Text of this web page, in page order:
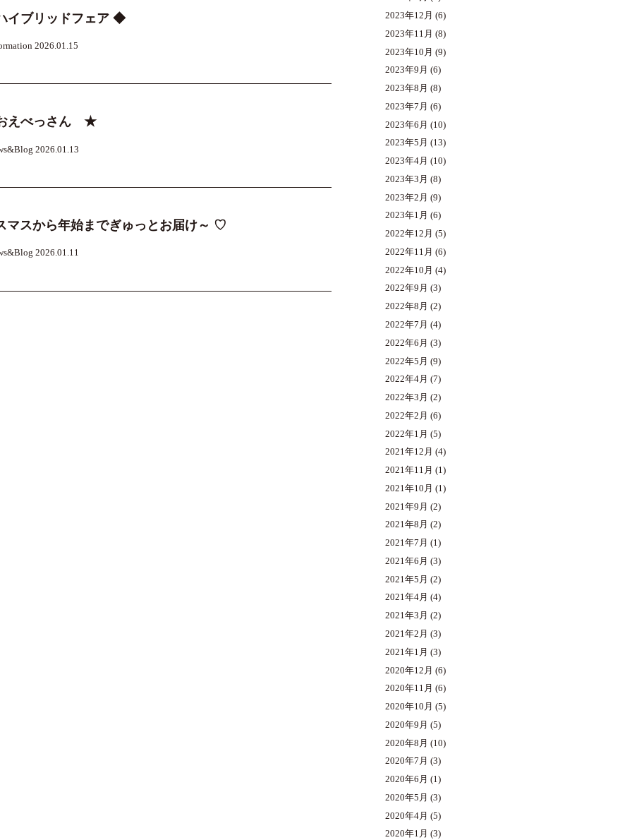
イブリッドフェア ◆
2026.01.15
べっさん ★
2026.01.13
マスから年始までぎゅっとお届け～ ♡
2026.01.11
2023年12月 (6)
2023年11月 (8)
2023年10月 (9)
2023年9月 (6)
2023年8月 (8)
2023年7月 (6)
2023年6月 (10)
2023年5月 (13)
2023年4月 (10)
2023年3月 (8)
2023年2月 (9)
2023年1月 (6)
2022年12月 (5)
2022年11月 (6)
2022年10月 (4)
2022年9月 (3)
2022年8月 (2)
2022年7月 (4)
2022年6月 (3)
2022年5月 (9)
2022年4月 (7)
2022年3月 (2)
2022年2月 (6)
2022年1月 (5)
2021年12月 (4)
2021年11月 (1)
2021年10月 (1)
2021年9月 (2)
2021年8月 (2)
2021年7月 (1)
2021年6月 (3)
2021年5月 (2)
2021年4月 (4)
2021年3月 (2)
2021年2月 (3)
2021年1月 (3)
2020年12月 (6)
2020年11月 (6)
2020年10月 (5)
2020年9月 (5)
2020年8月 (10)
2020年7月 (3)
2020年6月 (1)
2020年5月 (3)
2020年4月 (5)
2020年1月 (3)